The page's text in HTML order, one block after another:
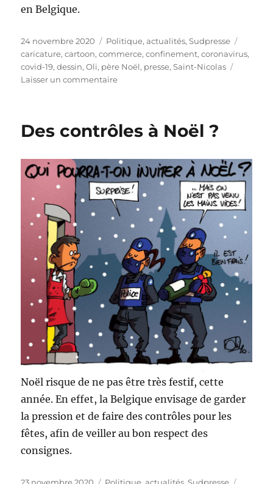
en Belgique.
Publié
le
24 novembre 2020 Catégories
Politique, actualités,Sudpresse
caricature,cartoon,commerce,confinement,coronavirus,
covid-19,dessin,Oli, père Noël, presse,Saint-Nicolas
Laisser un commentairesur
non-
Des contrôles à Noël ?
Noël risque de ne pas être très festif, cette
année. En effet, la Belgique envisage de garder
la pression et de faire des contrôles pour les
fêtes, afin de veiller au bon respect des
consignes.
Publié
Catégories